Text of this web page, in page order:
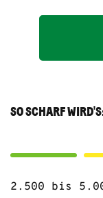
SO SCHARF
2.500 bis